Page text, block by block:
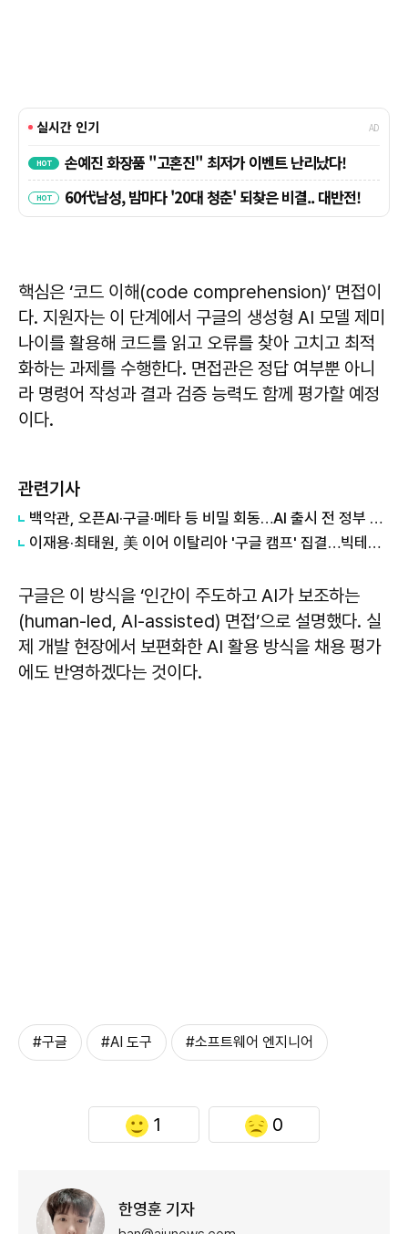
핵심은 ‘코드 이해(code comprehension)’ 면접이
다. 지원자는 이 단계에서 구글의 생성형 AI 모델 제미
나이를 활용해 코드를 읽고 오류를 찾아 고치고 최적
화하는 과제를 수행한다. 면접관은 정답 여부뿐 아니
라 명령어 작성과 결과 검증 능력도 함께 평가할 예정
이다.
관련기사
백악관, 오픈AI·구글·메타 등 비밀 회동…AI 출시 전 정부 검토 논의
이재용·최태원, 美 이어 이탈리아 '구글 캠프' 집결…빅테크 AI 동맹 속도↑
구글은 이 방식을 ‘인간이 주도하고 AI가 보조하는
(human-led, AI-assisted) 면접’으로 설명했다. 실
제 개발 현장에서 보편화한 AI 활용 방식을 채용 평가
에도 반영하겠다는 것이다.
#구글 #AI 도구 #소프트웨어 엔지니어
1 0
한영훈 기자